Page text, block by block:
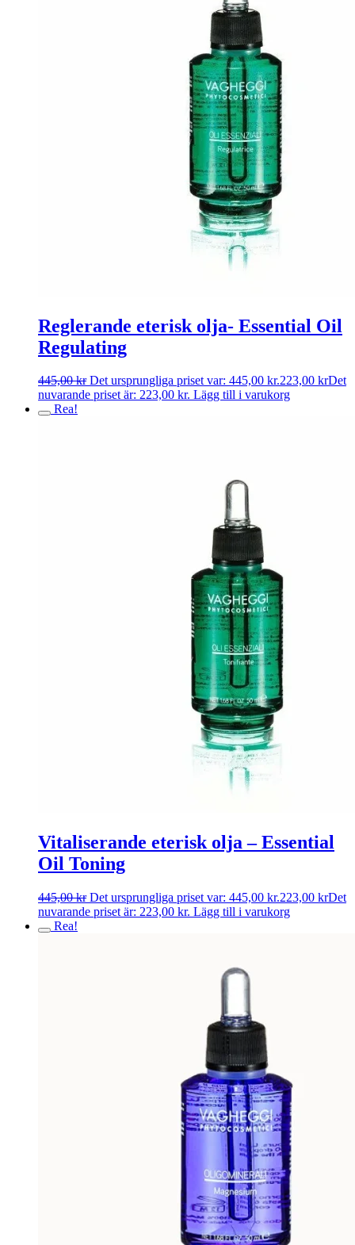
Reglerande eterisk olja- Essential Oil
Regulating
445,00kr Det ursprungliga priset var: 445,00 kr.223,00 krDet
nuvarande priset är: 223,00 kr. Lägg till i varukorg
Rea!
Vitaliserande eterisk olja – Essential
Oil Toning
445,00kr Det ursprungliga priset var: 445,00 kr.223,00 krDet
nuvarande priset är: 223,00 kr. Lägg till i varukorg
Rea!